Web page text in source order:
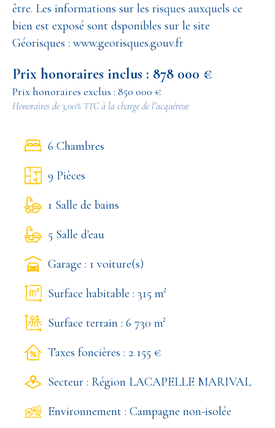
être. Les informations sur les risques auxquels ce
bien est exposé sont dsponibles sur le site
Géorisques : www.georisques.gouv.fr
Prix honoraires inclus : 878 000 €
Prix honoraires exclus : 850 000 €
Honoraires de 3,00% TTC à la charge de l’acquéreur
6 Chambres
9 Pièces
1 Salle de bains
5 Salle d'eau
Garage : 1 voiture(s)
Surface habitable : 315 m²
Surface terrain : 6 730 m²
Taxes foncières : 2 155 €
Secteur : Région LACAPELLE MARIVAL
Environnement : Campagne non-isolée